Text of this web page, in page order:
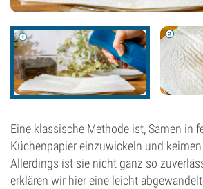
Eine klassische Methode ist, Samen in
Küchenpapier einzuwickeln und
Allerdings ist sie nicht ganz so
erklären wir hier eine leicht